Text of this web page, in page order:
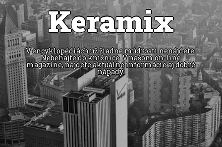
Keramix
V encyklopédiách už žiadne múdrosti nenájdete.
Nebehajte do knižnice. V našom on-line
magazíne, nájdete aktuálne informácie aj dobré
nápady.